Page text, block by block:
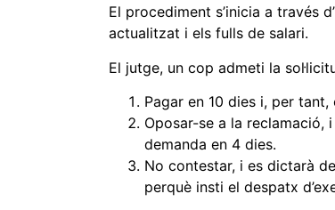
El procediment s’inicia a través
actualitzat i els fulls de salari.
El jutge, un cop admeti la
Pagar en 10 dies i, per
Oposar-se a la
demanda en 4 dies.
No contestar, i es dictarà
perquè insti el despatx